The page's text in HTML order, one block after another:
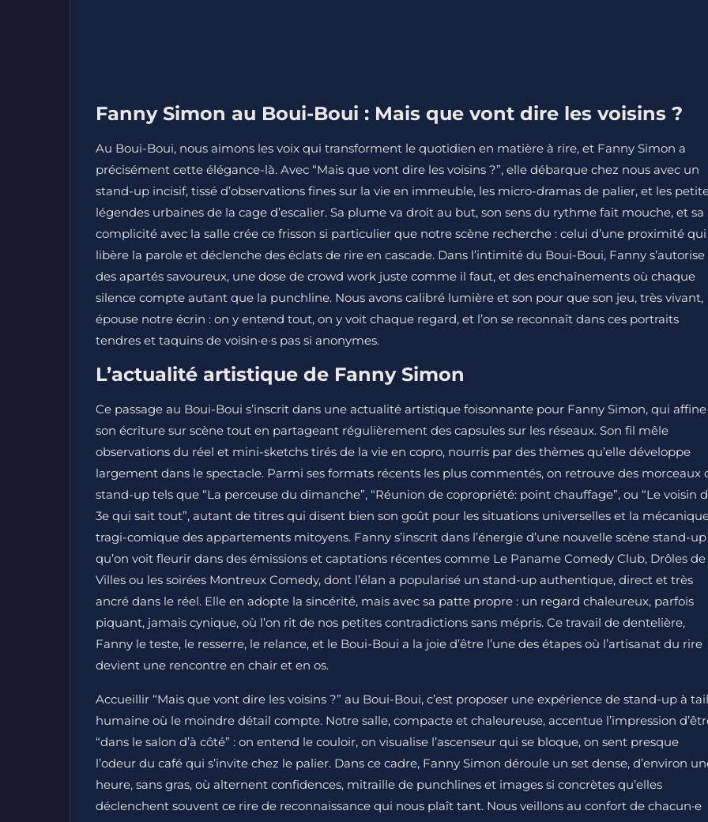
Fanny Simon au Boui-Boui : Mais que vont dire les voisins ?
Au Boui-Boui, nous aimons les voix qui transforment le quotidien en matière à rire, et Fanny Simon a
précisément cette élégance-là. Avec “Mais que vont dire les voisins ?”, elle débarque chez nous avec un
stand-up incisif, tissé d’observations fines sur la vie en immeuble, les micro-dramas de palier, et les
légendes urbaines de la cage d’escalier. Sa plume va droit au but, son sens du rythme fait mouche, et sa
complicité avec la salle crée ce frisson si particulier que notre scène recherche : celui d’une proximité qui
libère la parole et déclenche des éclats de rire en cascade. Dans l’intimité du Boui-Boui, Fanny s’autorise
des apartés savoureux, une dose de crowd work juste comme il faut, et des enchaînements où chaque
silence compte autant que la punchline. Nous avons calibré lumière et son pour que son jeu, très vivant,
épouse notre écrin : on y entend tout, on y voit chaque regard, et l’on se reconnaît dans ces portraits
tendres et taquins de voisin·e·s pas si anonymes.
L’actualité artistique de Fanny Simon
Ce passage au Boui-Boui s’inscrit dans une actualité artistique foisonnante pour Fanny Simon, qui affine
son écriture sur scène tout en partageant régulièrement des capsules sur les réseaux. Son fil mêle
observations du réel et mini-sketchs tirés de la vie en copro, nourris par des thèmes qu’elle développe
largement dans le spectacle. Parmi ses formats récents les plus commentés, on retrouve des morceaux
stand-up tels que “La perceuse du dimanche”, “Réunion de copropriété: point chauffage”, ou “Le voisin
3e qui sait tout”, autant de titres qui disent bien son goût pour les situations universelles et la
tragi-comique des appartements mitoyens. Fanny s’inscrit dans l’énergie d’une nouvelle scène stand-up
qu’on voit fleurir dans des émissions et captations récentes comme Le Paname Comedy Club, Drôles de
Villes ou les soirées Montreux Comedy, dont l’élan a popularisé un stand-up authentique, direct et très
ancré dans le réel. Elle en adopte la sincérité, mais avec sa patte propre : un regard chaleureux, parfois
piquant, jamais cynique, où l’on rit de nos petites contradictions sans mépris. Ce travail de dentelière,
Fanny le teste, le resserre, le relance, et le Boui-Boui a la joie d’être l’une des étapes où l’artisanat du rire
devient une rencontre en chair et en os.
Accueillir “Mais que vont dire les voisins ?” au Boui-Boui, c’est proposer une expérience de stand-up à
humaine où le moindre détail compte. Notre salle, compacte et chaleureuse, accentue l’impression
“dans le salon d’à côté” : on entend le couloir, on visualise l’ascenseur qui se bloque, on sent presque
l’odeur du café qui s’invite chez le palier. Dans ce cadre, Fanny Simon déroule un set dense, d’environ
heure, sans gras, où alternent confidences, mitraille de punchlines et images si concrètes qu’elles
déclenchent souvent ce rire de reconnaissance qui nous plaît tant. Nous veillons au confort de chacun·e